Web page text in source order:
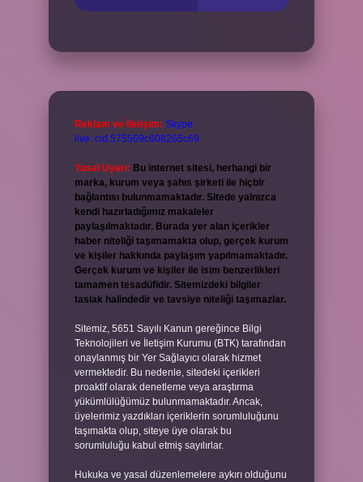
Reklam ve İletişim: Skype:
live:.cid.575569c608265c69
Yasal Uyarı: Bu internet sitesi, herhangi bir
marka, kurum veya şahıs şirketi ile hiçbir
bağlantısı bulunmamaktadır. Sitede yalnızca
kendi hazırladığımız makaleler
paylaşılmaktadır. Burada yer alan içerikler
haber niteliği taşımamakta olup, gerçek kurum
ve kişiler hakkında paylaşım yapılmamaktadır.
Gerçek kurum ve kişiler ile isim benzerlikleri
tamamen tesadüfidir. Sitemizdeki bilgiler
taslak halindedir ve tavsiye niteliği taşımazlar.
Sitemiz, 5651 Sayılı Kanun gereğince Bilgi
Teknolojileri ve İletişim Kurumu (BTK) tarafından
onaylanmış bir Yer Sağlayıcı olarak hizmet
vermektedir. Bu nedenle, sitedeki içerikleri
proaktif olarak denetleme veya araştırma
yükümlülüğümüz bulunmamaktadır. Ancak,
üyelerimiz yazdıkları içeriklerin sorumluluğunu
taşımakta olup, siteye üye olarak bu
sorumluluğu kabul etmiş sayılırlar.
Hukuka ve yasal düzenlemelere aykırı olduğunu